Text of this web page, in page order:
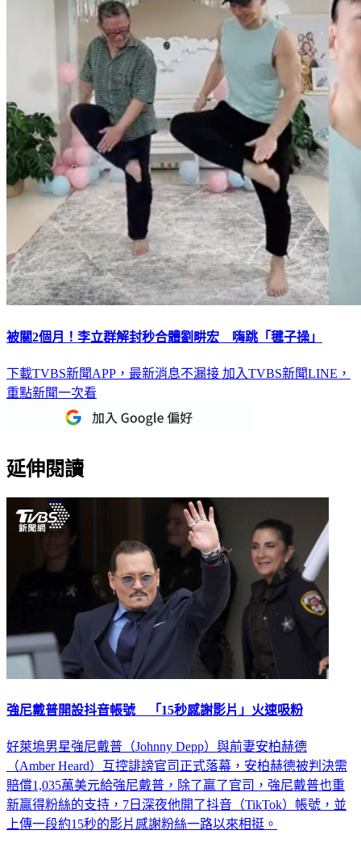
被關2個月！李立群解封秒合體劉畊宏 嗨跳「毽子操」
下載TVBS新聞APP，最新消息不漏接 加入TVBS新聞LINE，
重點新聞一次看
延伸閱讀
強尼戴普開設抖音帳號 「15秒感謝影片」火速吸粉
好萊塢男星強尼戴普（Johnny Depp）與前妻安柏赫德
（Amber Heard）互控誹謗官司正式落幕，安柏赫德被判決需
賠償1,035萬美元給強尼戴普，除了贏了官司，強尼戴普也重
新贏得粉絲的支持，7日深夜他開了抖音（TikTok）帳號，並
上傳一段約15秒的影片感謝粉絲一路以來相挺。